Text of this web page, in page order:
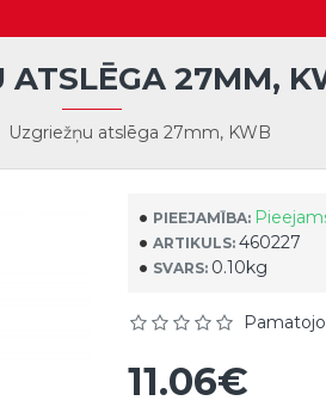
Uzgriežņu atslēga 27mm, KWB
ATSLĒGA 27MM,
PIEEJAMĪBA:
ARTIKULS: 460227
SVARS: 0.10kg
11.06€